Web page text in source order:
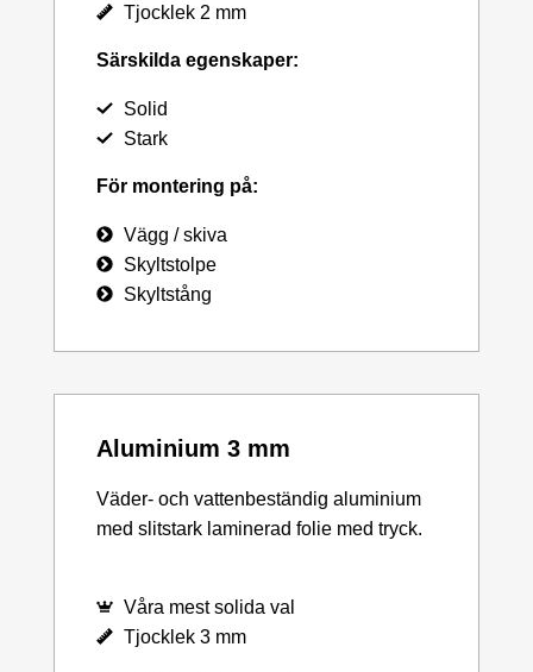
Tjocklek 2 mm
Särskilda egenskaper:
Solid
Stark
För montering på:
Vägg / skiva
Skyltstolpe
Skyltstång
Aluminium 3 mm
Väder- och vattenbeständig aluminium
med slitstark laminerad folie med tryck.
Våra mest solida val
Tjocklek 3 mm